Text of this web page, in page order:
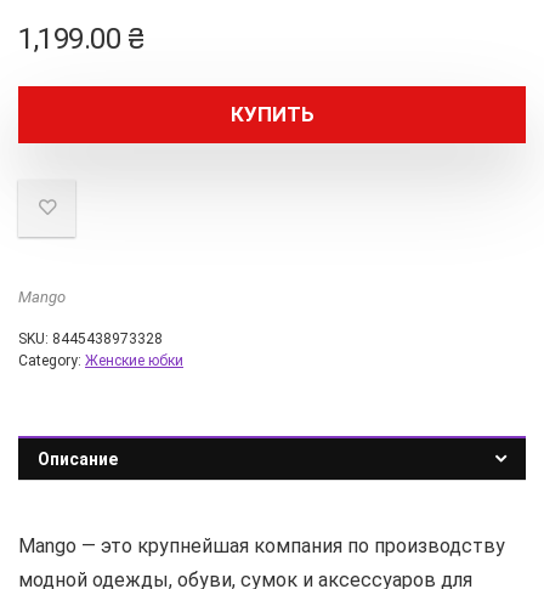
1,199.00 ₴
КУПИТЬ
Mango
SKU: 8445438973328
Category: Женские юбки
Описание
Mango — это крупнейшая компания по производству
модной одежды, обуви, сумок и аксессуаров для